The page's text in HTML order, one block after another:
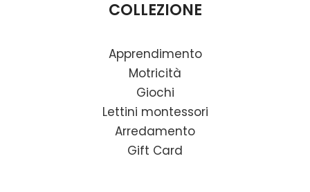
COLLEZIONE
Apprendimento
Motricità
Giochi
Lettini montessori
Arredamento
Gift Card